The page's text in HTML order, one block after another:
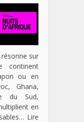
sur
continent
ou en
Ghana,
du Sud,
en
Lire